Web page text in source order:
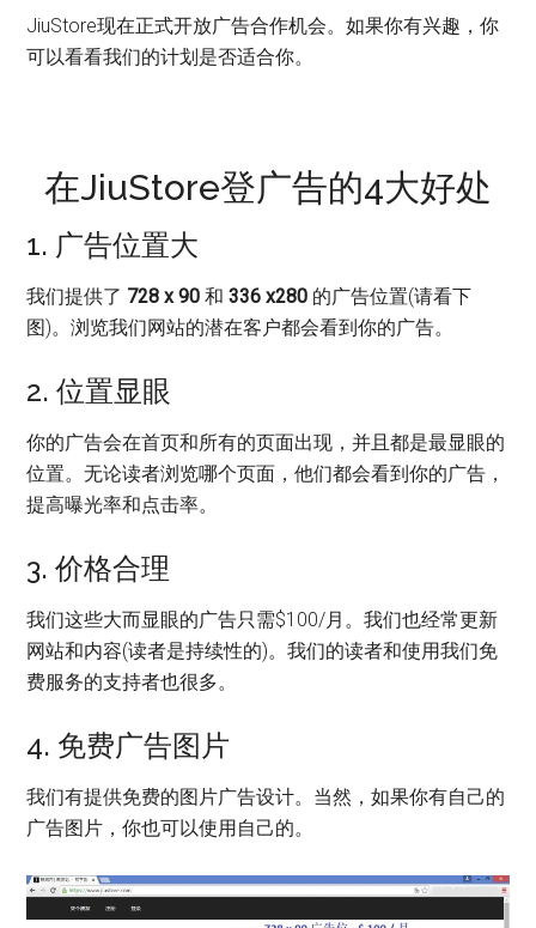
JiuStore现在正式开放广告合作机会。如果你有兴趣，你
可以看看我们的计划是否适合你。
在JiuStore登广告的4大好处
1. 广告位置大
我们提供了 728 x 90 和336 x280 的广告位置(请看下
图)。浏览我们网站的潜在客户都会看到你的广告。
2. 位置显眼
你的广告会在首页和所有的页面出现，并且都是最显眼的
位置。无论读者浏览哪个页面，他们都会看到你的广告，
提高曝光率和点击率。
3. 价格合理
我们这些大而显眼的广告只需$100/月。我们也经常更新
网站和内容(读者是持续性的)。我们的读者和使用我们免
费服务的支持者也很多。
4. 免费广告图片
我们有提供免费的图片广告设计。当然，如果你有自己的
广告图片，你也可以使用自己的。